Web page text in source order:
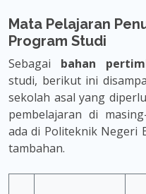
Mata Pelajaran
Program Studi
Sebagai bahan
studi, berikut ini
sekolah asal yang
pembelajaran di
ada di Politeknik Negeri
tambahan.